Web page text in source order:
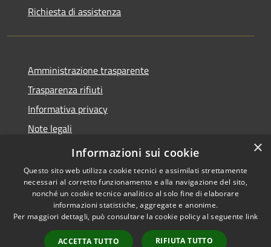
Richiesta di assistenza
Amministrazione trasparente
Trasparenza rifiuti
Informativa privacy
Note legali
Dichiarazione di accessibilità
Accessibilità
Copyright © 2026 • Città di
Messina • Powered by
Municipium•
Accesso
×
Informazioni sui cookie
Questo sito web utilizza cookie tecnici e assimilati strettamente
necessari al corretto funzionamento e alla navigazione del sito,
nonché un cookie tecnico analitico al solo fine di elaborare
informazioni statistiche, aggregate e anonime.
Per maggiori dettagli, può consultare la cookie policy al seguente link
ACCETTA TUTTO RIFIUTA TUTTO